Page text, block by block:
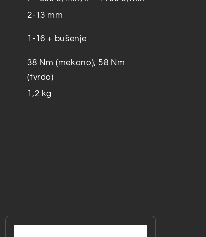
2-13 mm
1-16 + bušenje
38 Nm (mekano); 58 Nm
(tvrdo)
1,2 kg